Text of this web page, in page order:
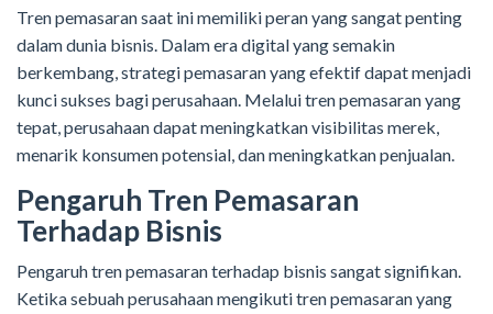
Tren pemasaran saat ini memiliki peran yang sangat penting
dalam dunia bisnis. Dalam era digital yang semakin
berkembang, strategi pemasaran yang efektif dapat menjadi
kunci sukses bagi perusahaan. Melalui tren pemasaran yang
tepat, perusahaan dapat meningkatkan visibilitas merek,
menarik konsumen potensial, dan meningkatkan penjualan.
Pengaruh Tren Pemasaran
Terhadap Bisnis
Pengaruh tren pemasaran terhadap bisnis sangat signifikan.
Ketika sebuah perusahaan mengikuti tren pemasaran yang